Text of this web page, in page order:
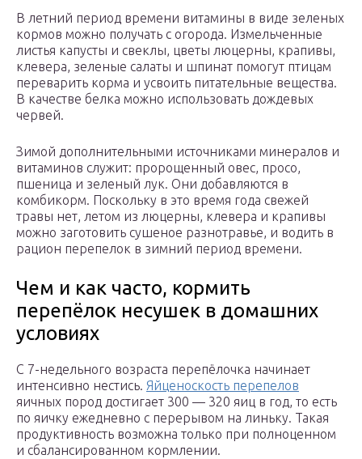
В летний период времени витамины в виде зеленых
кормов можно получать с огорода. Измельченные
листья капусты и свеклы, цветы люцерны, крапивы,
клевера, зеленые салаты и шпинат помогут птицам
переварить корма и усвоить питательные вещества.
В качестве белка можно использовать дождевых
червей.
Зимой дополнительными источниками минералов и
витаминов служит: пророщенный овес, просо,
пшеница и зеленый лук. Они добавляются в
комбикорм. Поскольку в это время года свежей
травы нет, летом из люцерны, клевера и крапивы
можно заготовить сушеное разнотравье, и водить в
рацион перепелок в зимний период времени.
Чем и как часто, кормить
перепёлок несушек в домашних
условиях
С 7-недельного возраста перепёлочка начинает
интенсивно нестись. Яйценоскость перепелов
яичных пород достигает 300 — 320 яиц в год, то есть
по яичку ежедневно с перерывом на линьку. Такая
продуктивность возможна только при полноценном
и сбалансированном кормлении.